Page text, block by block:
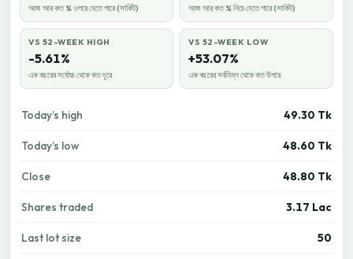
আজ আর কত % ওপরে যেতে পারে (সার্কিট) আজ আর কত % নিচে যেতে পারে (সার্কিট)
VS 52-WEEK HIGH
-5.61%
এক বছরের সর্বোচ্চ থেকে কত দূরে
VS 52-WEEK LOW
+53.07%
এক বছরের সর্বনিম্ন থেকে কত উপরে
Today’s high 49.30 Tk
Today’s low 48.60 Tk
Close 48.80 Tk
Shares traded 3.17 Lac
Last lot size 50